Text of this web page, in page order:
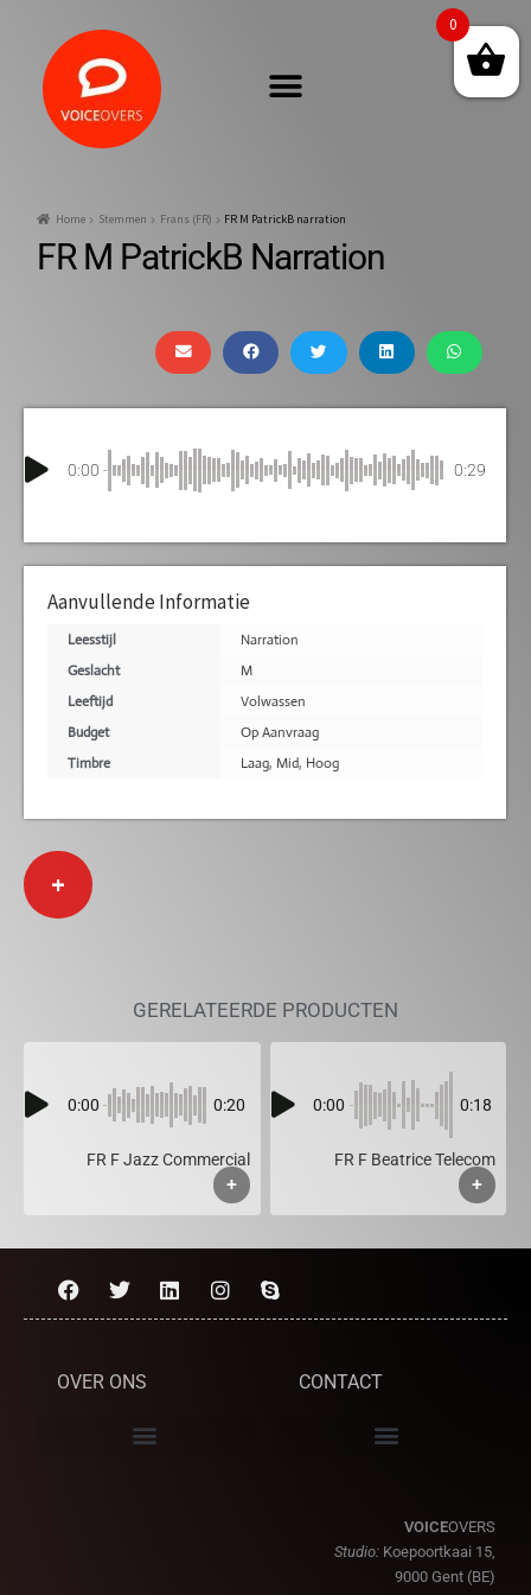
Home Stemmen Frans (FR) FR M PatrickB narration
FR M PatrickB Narration
0:00 0:29
Aanvullende Informatie
Leesstijl
Narration
Geslacht
M
Leeftijd
Volwassen
Budget
Op Aanvraag
Timbre
Laag, Mid, Hoog
+
GERELATEERDE PRODUCTEN
0:00 0:20
FR F Jazz Commercial
+
0:00 0:18
FR F Beatrice Telecom
+
OVER ONS CONTACT
VOICEOVERS
Studio: Koepoortkaai 15,
9000 Gent (BE)
0